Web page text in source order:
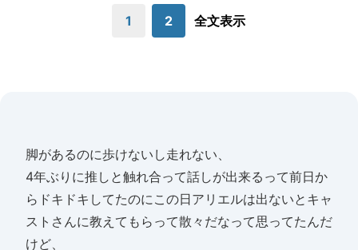
1 2 全文表示
脚があるのに歩けないし走れない、
4年ぶりに推しと触れ合って話しが出来るって前日か
らドキドキしてたのにこの日アリエルは出ないとキャ
ストさんに教えてもらって散々だなって思ってたんだ
けど、